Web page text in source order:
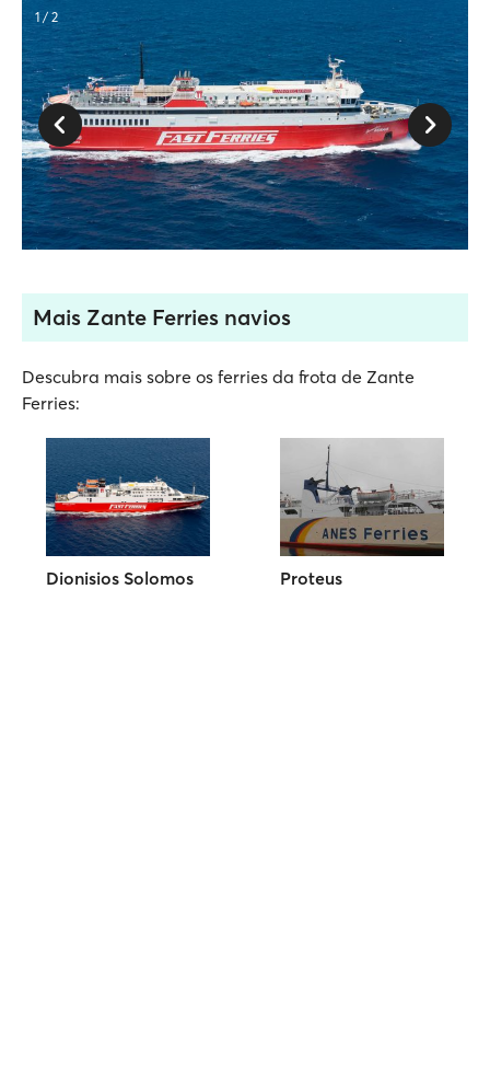
1 / 2
Mais Zante Ferries navios
Descubra mais sobre os ferries da frota de Zante
Ferries:
Dionisios Solomos Proteus